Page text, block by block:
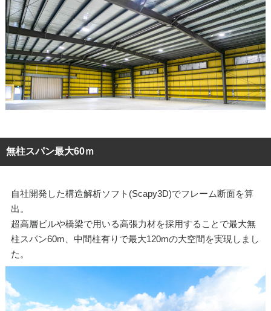
無柱スパン最大60ｍ
自社開発した構造解析ソフト(Scapy3D)でフレーム断面を算
出。
超高層ビルや橋梁で用いる高張力材を採用することで最大無
柱スパン60m、中間柱有りで最大120mの大空間を実現しまし
た。